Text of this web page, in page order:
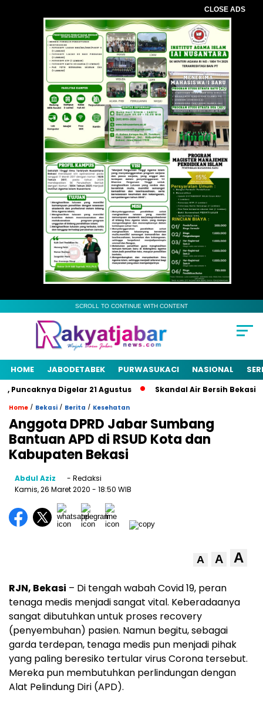
CLOSE ADS
SCROLL TO CONTINUE WITH CONTENT
HOME JABODETABEK PURWASUKACI NASIONAL
Digelar 21 Agustus Skandal Air Bersih Bekasi! 3
Home / Bekasi / Berita / Kesehatan
Anggota DPRD Jabar Sumbang
Bantuan APD di RSUD Kota dan
Kabupaten Bekasi
Abdul Aziz
- Redaksi
Kamis, 26 Maret 2020 - 18:50 WIB
A A A
RJN, Bekasi – Di tengah wabah Covid 19, peran
tenaga medis menjadi sangat vital. Keberadaanya
sangat dibutuhkan untuk proses recovery
(penyembuhan) pasien. Namun begitu, sebagai
garda terdepan, tenaga medis pun menjadi pihak
yang paling beresiko tertular virus Corona tersebut.
Mereka pun membutuhkan perlindungan dengan
Alat Pelindung Diri (APD).